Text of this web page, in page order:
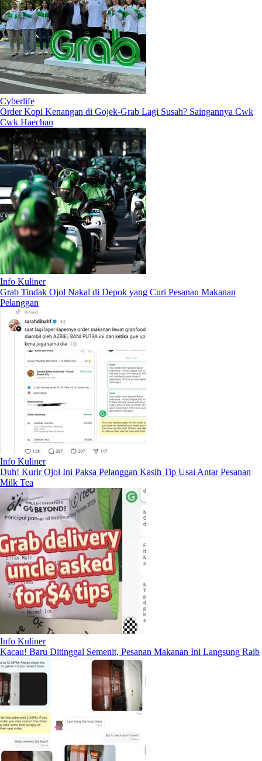
Cyberlife
Order Kopi Kenangan di Gojek-Grab Lagi Susah? Saingannya Cwk
Cwk Haechan
Info Kuliner
Grab Tindak Ojol Nakal di Depok yang Curi Pesanan Makanan
Pelanggan
Info Kuliner
Duh! Kurir Ojol Ini Paksa Pelanggan Kasih Tip Usai Antar Pesanan
Milk Tea
Info Kuliner
Kacau! Baru Ditinggal Semenit, Pesanan Makanan Ini Langsung Raib